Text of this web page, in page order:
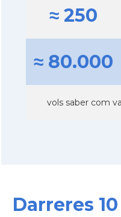
≈ 250
≈ 80.000
vols saber com
Darreres